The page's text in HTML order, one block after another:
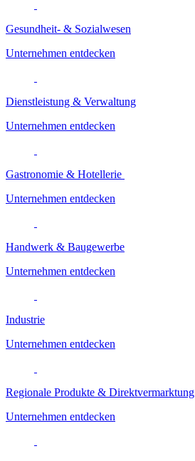
Gesundheit- & Sozialwesen
Unternehmen entdecken
Dienstleistung & Verwaltung
Unternehmen entdecken
Gastronomie & Hotellerie
Unternehmen entdecken
Handwerk & Baugewerbe
Unternehmen entdecken
Industrie
Unternehmen entdecken
Regionale Produkte & Direktvermarktung
Unternehmen entdecken